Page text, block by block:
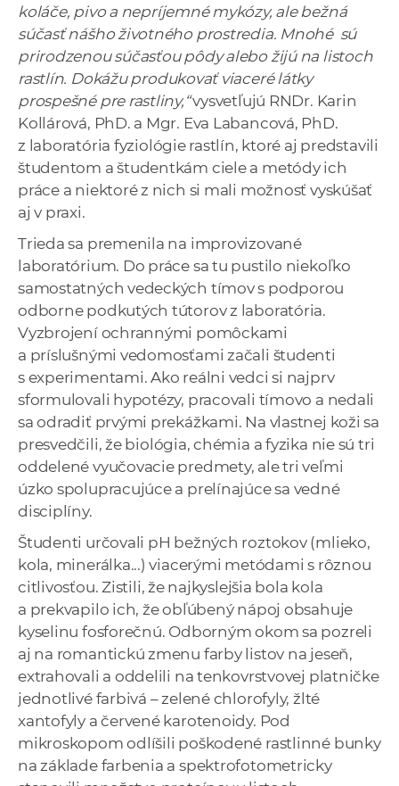
koláče, pivo a nepríjemné mykózy, ale bežná
súčasť nášho životného prostredia. Mnohé sú
prirodzenou súčasťou pôdy alebo žijú na listoch
rastlín. Dokážu produkovať viaceré látky
prospešné pre rastliny,“vysvetľujú RNDr. Karin
Kollárová, PhD. a Mgr. Eva Labancová, PhD.
z laboratória fyziológie rastlín, ktoré aj predstavili
študentom a študentkám ciele a metódy ich
práce a niektoré z nich si mali možnosť vyskúšať
aj v praxi.
Trieda sa premenila na improvizované
laboratórium. Do práce sa tu pustilo niekoľko
samostatných vedeckých tímov s podporou
odborne podkutých tútorov z laboratória.
Vyzbrojení ochrannými pomôckami
a príslušnými vedomosťami začali študenti
s experimentami. Ako reálni vedci si najprv
sformulovali hypotézy, pracovali tímovo a nedali
sa odradiť prvými prekážkami. Na vlastnej koži sa
presvedčili, že biológia, chémia a fyzika nie sú tri
oddelené vyučovacie predmety, ale tri veľmi
úzko spolupracujúce a prelínajúce sa vedné
disciplíny.
Študenti určovali pH bežných roztokov (mlieko,
kola, minerálka...) viacerými metódami s rôznou
citlivosťou. Zistili, že najkyslejšia bola kola
a prekvapilo ich, že obľúbený nápoj obsahuje
kyselinu fosforečnú. Odborným okom sa pozreli
aj na romantickú zmenu farby listov na jeseň,
extrahovali a oddelili na tenkovrstvovej platničke
jednotlivé farbivá – zelené chlorofyly, žlté
xantofyly a červené karotenoidy. Pod
mikroskopom odlíšili poškodené rastlinné bunky
na základe farbenia a spektrofotometricky